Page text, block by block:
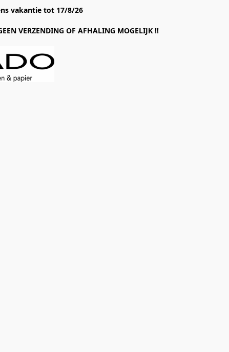
vakantie tot 17/8/26
VERZENDING OF AFHALING MOGELIJK !!